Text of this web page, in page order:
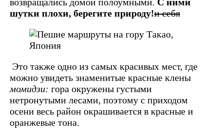
шутки плохи, берегите природу!и себя
Это также одно из самых красивых мест, где
можно увидеть знаменитые красные клены
момидзи: гора окружены густыми
нетронутыми лесами, поэтому с приходом
осени весь район окрашивается в красные и
оранжевые тона.